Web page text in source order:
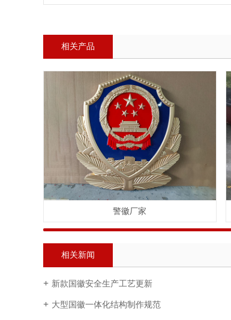
相关产品
警徽厂家
相关新闻
新款国徽安全生产工艺更新
大型国徽一体化结构制作规范